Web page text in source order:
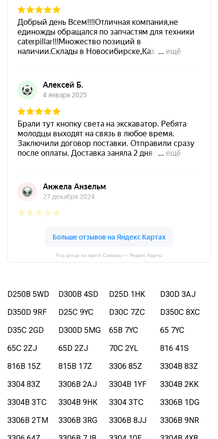
Pca group на карте Самары — Яндекс Карты
D250B 5WD D300B 4SD D25D 1HK
D30D 3AJ
D350D 9RF
D25C 9YC D30C 7ZC
D350C 8XC
D35C 2GD
D300D 5MG 65B 7YC
65 7YC
65C 2ZJ
65D 2ZJ 70C 2YL
816 41S
816B 15Z
815B 17Z 3306 85Z
3304B 83Z
3304 83Z
3306B 2AJ 3304B 1YF
3304B 2KK
3304B 3TC
3304B 9HK 3304 3TC
3306B 1DG
3306B 2TM
3306B 3RG 3306B 8JJ
3306B 9NR